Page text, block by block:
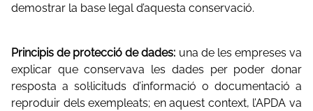
demostrar la base legal d’aquesta conservació.
Principis de protecció de dades: una de les empreses va
explicar que conservava les dades per poder donar
resposta a sol·licituds d’informació o documentació a
reproduir dels exempleats; en aquest context, l’APDA va